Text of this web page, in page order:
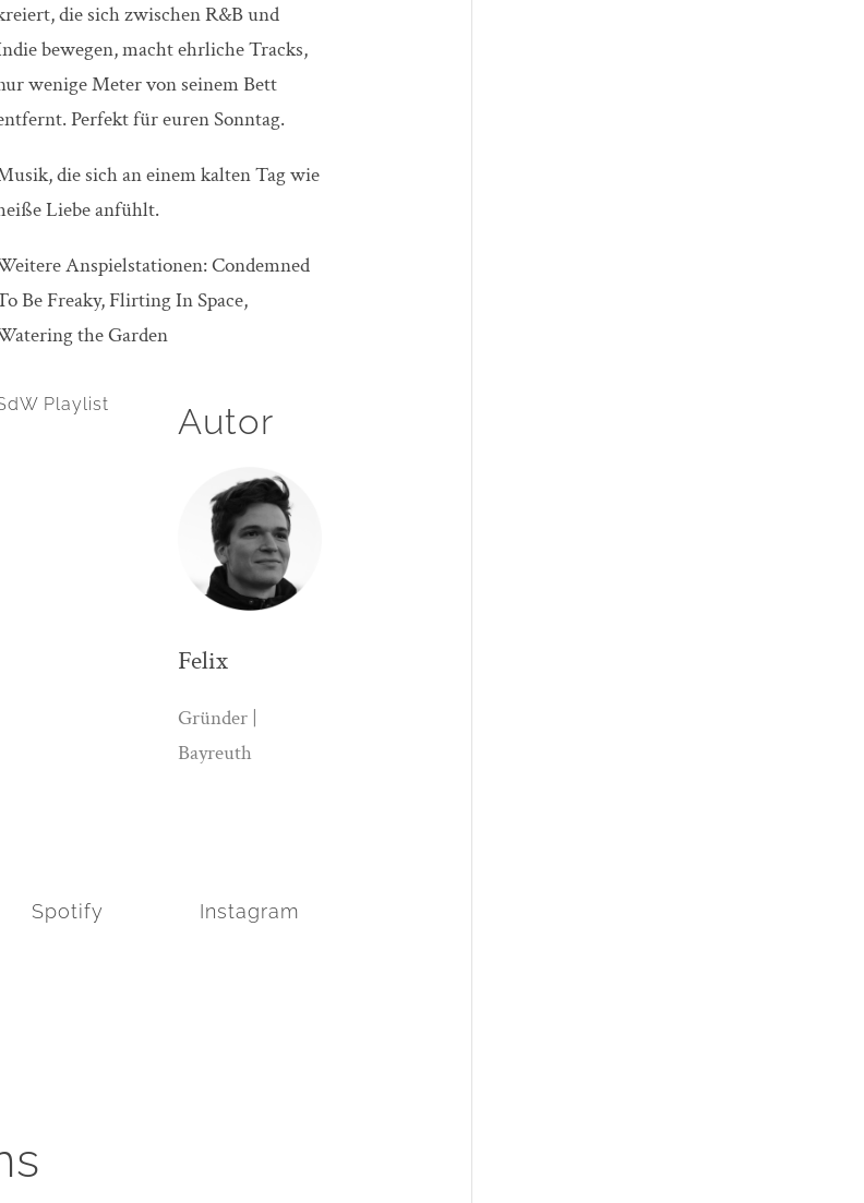
die sich zwischen R&B und
bewegen, macht ehrliche Tracks,
wenige Meter von seinem Bett
Perfekt für euren Sonntag.
die sich an einem kalten Tag wie
Liebe anfühlt.
Anspielstationen: Condemned
Be Freaky, Flirting In Space,
the Garden
Playlist Autor
Felix
Gründer |
Bayreuth
Spotify Instagram